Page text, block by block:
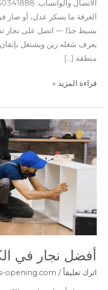
الغرفة ما يسكر عدل، أو صار
بسيط جدًا — اتصل على نجار
يعرف شغله زين ويشتغل
منطقة […]
قراءة المزيد »
أفضل نجار في
اترك تعليقاً /
opening.com
أفضل
نجار
في
الكويت